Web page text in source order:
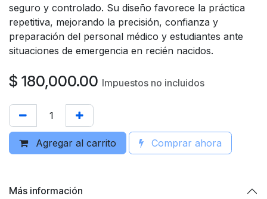
seguro y controlado. Su diseño favorece la práctica
repetitiva, mejorando la precisión, confianza y
preparación del personal médico y estudiantes ante
situaciones de emergencia en recién nacidos.
$ 180,000.00 Impuestos no incluidos
Agregar al carrito Comprar ahora
Más información